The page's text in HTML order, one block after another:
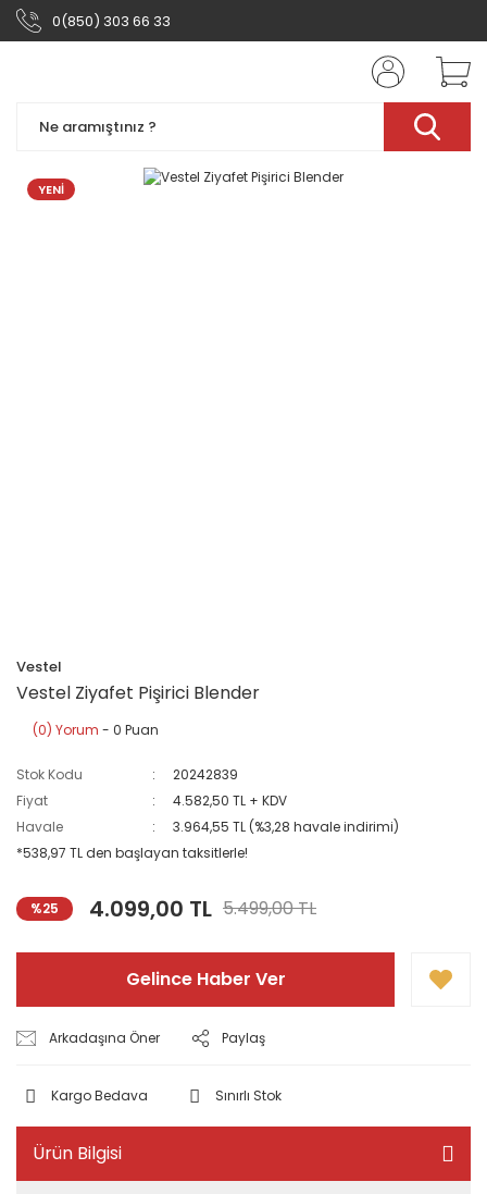
0(850) 303 66 33
YENİ
Vestel
Vestel Ziyafet Pişirici Blender
(0) Yorum - 0 Puan
Stok Kodu
20242839
Fiyat
4.582,50 TL + KDV
Havale
3.964,55 TL (%3,28 havale indirimi)
*538,97 TL den başlayan taksitlerle!
%25 4.099,00 TL 5.499,00 TL
Gelince Haber Ver
Arkadaşına Öner Paylaş
Kargo Bedava Sınırlı Stok
Ürün Bilgisi